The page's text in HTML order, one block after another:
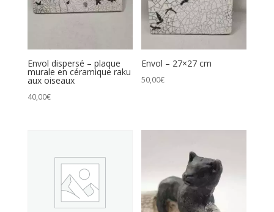
Envol dispersé – plaque
murale en céramique raku
aux oiseaux
40,00€
Envol – 27×27 cm
50,00€